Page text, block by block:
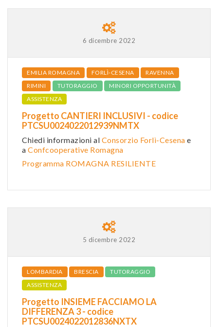
6 dicembre 2022
EMILIA ROMAGNA FORLÌ-CESENA
RAVENNA
RIMINI
TUTORAGGIO
MINORI OPPORTUNITÀ
ASSISTENZA
Progetto CANTIERI INCLUSIVI - codice
PTCSU0024022012939NMTX
Chiedi informazioni al Consorzio Forlì-Cesena e
a Confcooperative Romagna
Programma ROMAGNA RESILIENTE
5 dicembre 2022
LOMBARDIA BRESCIA
TUTORAGGIO
ASSISTENZA
Progetto INSIEME FACCIAMO LA
DIFFERENZA 3 - codice
PTCSU0024022012836NXTX